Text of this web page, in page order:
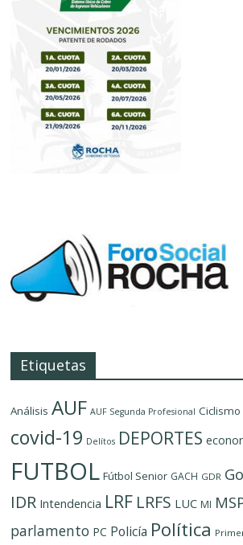
Etiquetas
Análisis AUF AUF Segunda Profesional Ciclismo
covid-19 Delítos DEPORTES
FUTBOL Fútbol Senior GACH GDR
IDR Intendencia LRF LRFS LUC MI
parlamento PC Policía Política